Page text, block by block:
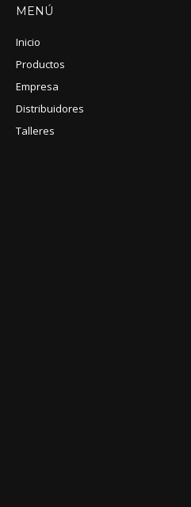
MENÚ
Inicio
Productos
Empresa
Distribuidores
Talleres